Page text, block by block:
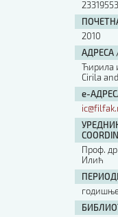
2010
АДРЕСА /
Ћирила
Cirila
е-
Проф.
Илић